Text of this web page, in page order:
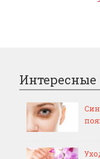
Интересные